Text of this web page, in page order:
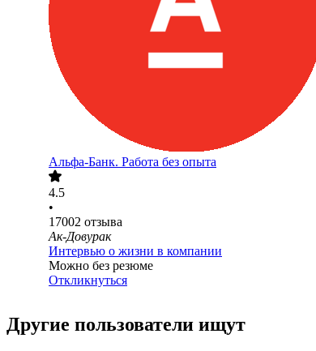
Альфа-Банк. Работа без опыта
4.5
•
17002 отзыва
Ак-Довурак
Интервью о жизни в компании
Можно без резюме
Откликнуться
Другие пользователи ищут